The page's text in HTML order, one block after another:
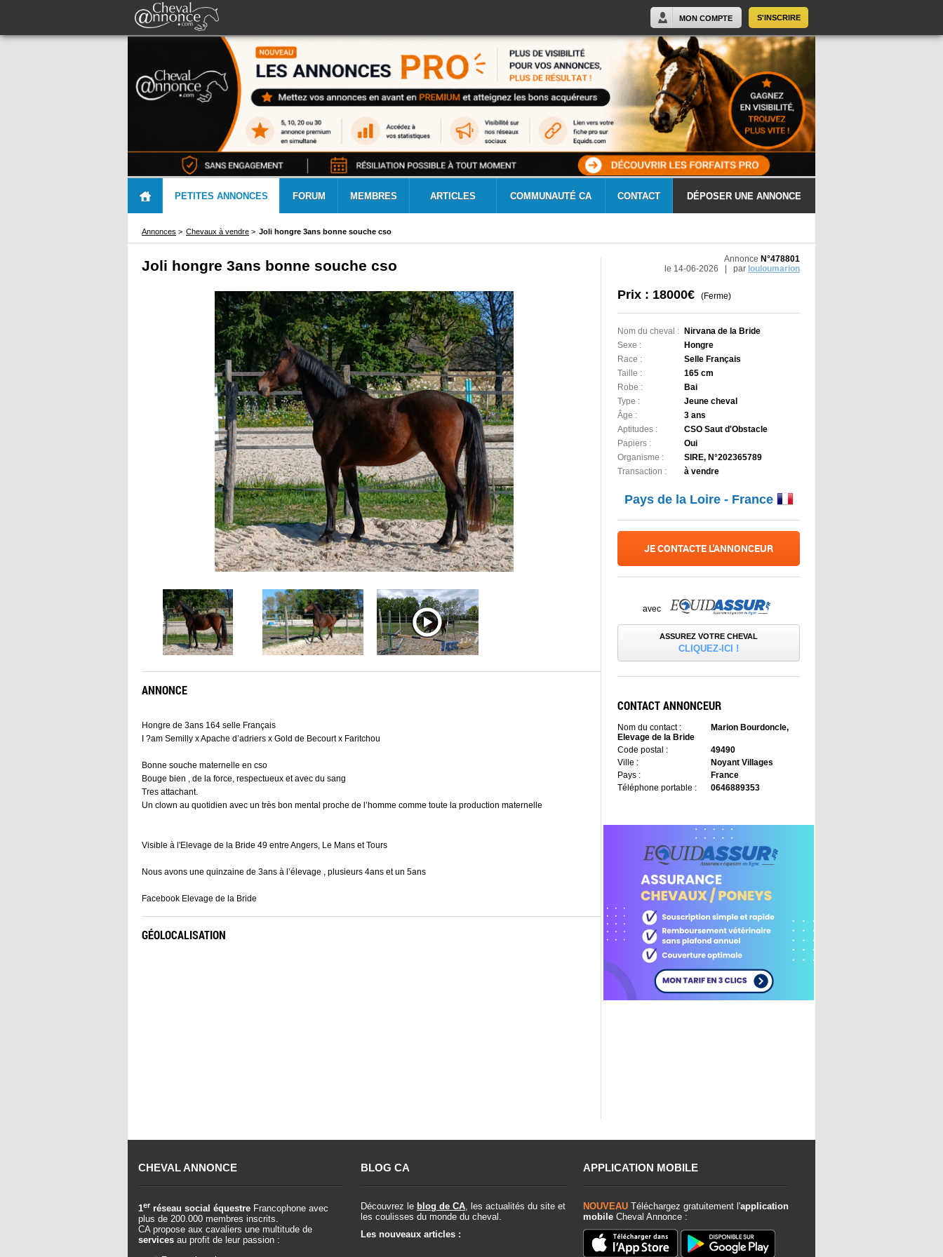
S'INSCRIRE
MON COMPTE
PETITES ANNONCES FORUM MEMBRES ARTICLES COMMUNAUTÉ CA CONTACT DÉPOSER UNE ANNONCE
Annonces > Chevaux à vendre > Joli hongre 3ans bonne souche cso
Joli hongre 3ans bonne souche cso
ANNONCE
Hongre de 3ans 164 selle Français
I ?am Semilly x Apache d’adriers x Gold de Becourt x Faritchou
Bonne souche maternelle en cso
Bouge bien , de la force, respectueux et avec du sang
Tres attachant.
Un clown au quotidien avec un très bon mental proche de l’homme comme toute la production maternelle
Visible à l'Elevage de la Bride 49 entre Angers, Le Mans et Tours
Nous avons une quinzaine de 3ans à l’élevage , plusieurs 4ans et un 5ans
Facebook Elevage de la Bride
GÉOLOCALISATION
Annonce N°478801
le 14-06-2026 | par louloumarion
Prix : 18000€ (Ferme)
Nom du cheval :
Nirvana de la Bride
Sexe :
Hongre
Race :
Selle Français
Taille :
165 cm
Robe :
Bai
Type :
Jeune cheval
Âge :
3 ans
Aptitudes :
CSO Saut d'Obstacle
Papiers :
Oui
Organisme :
SIRE, N°202365789
Transaction :
à vendre
Pays de la Loire - France
JE CONTACTE L'ANNONCEUR
avec
ASSUREZ VOTRE CHEVAL
CLIQUEZ-ICI !
CONTACT ANNONCEUR
Nom du contact :
Marion Bourdoncle,
Elevage de la Bride
Code postal :
49490
Ville :
Noyant Villages
Pays :
France
Téléphone portable :
0646889353
CHEVAL ANNONCE
1er réseau social équestre Francophone avec
plus de 200.000 membres inscrits.
CA propose aux cavaliers une multitude de
services au profit de leur passion :
BLOG CA
Découvrez le blog de CA , les actualités du site et
les coulisses du monde du cheval.
Les nouveaux articles :
APPLICATION MOBILE
NOUVEAU Téléchargez gratuitement l'application
mobile Cheval Annonce :